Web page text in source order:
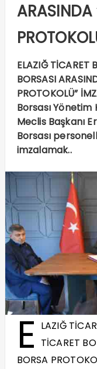
ARASINDA
ELAZIĞ TİCARET
BORSASI
PROTOKOLÜ”
Borsası Yönetim
Meclis Başkanı
Borsası
imzalamak..
E LAZIĞ
TİCARET
BORSA